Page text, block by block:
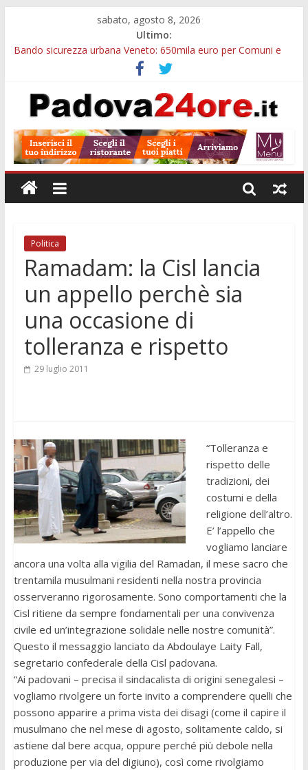
sabato, agosto 8, 2026
Ultimo:
Bando sicurezza urbana Veneto: 650mila euro per Comuni e
Restauro 2026, chiuse le domande: 2,5 milioni per formare
nuove competenze in Veneto
Calici di Stelle Arzergrande: astronomia, musica e sapori al
Notizie di Padova alle ore 10: censimento a Monselice, arresto
antidroga e siccità
Notizie di Padova alle ore 23: maltrattamenti, arresto a
Limena e progetto Cool Shop
Politica
Ramadam: la Cisl lancia
un appello perchè sia
una occasione di
tolleranza e rispetto
29 luglio 2011
“Tolleranza e
rispetto delle
tradizioni, dei
costumi e della
religione dell’altro.
E’ l’appello che
vogliamo lanciare
ancora una volta alla vigilia del Ramadan, il mese sacro che
trentamila musulmani residenti nella nostra provincia
osserveranno rigorosamente. Sono comportamenti che la
Cisl ritiene da sempre fondamentali per una convivenza
civile ed un’integrazione solidale nelle nostre comunità”.
Questo il messaggio lanciato da Abdoulaye Laity Fall,
segretario confederale della Cisl padovana.
“Ai padovani – precisa il sindacalista di origini senegalesi –
vogliamo rivolgere un forte invito a comprendere quelli che
possono apparire a prima vista dei disagi (come il capire il
musulmano che nel mese di agosto, solitamente caldo, si
astiene dal bere acqua, oppure perché più debole nella
produzione per via del digiuno), così come rivolgiamo